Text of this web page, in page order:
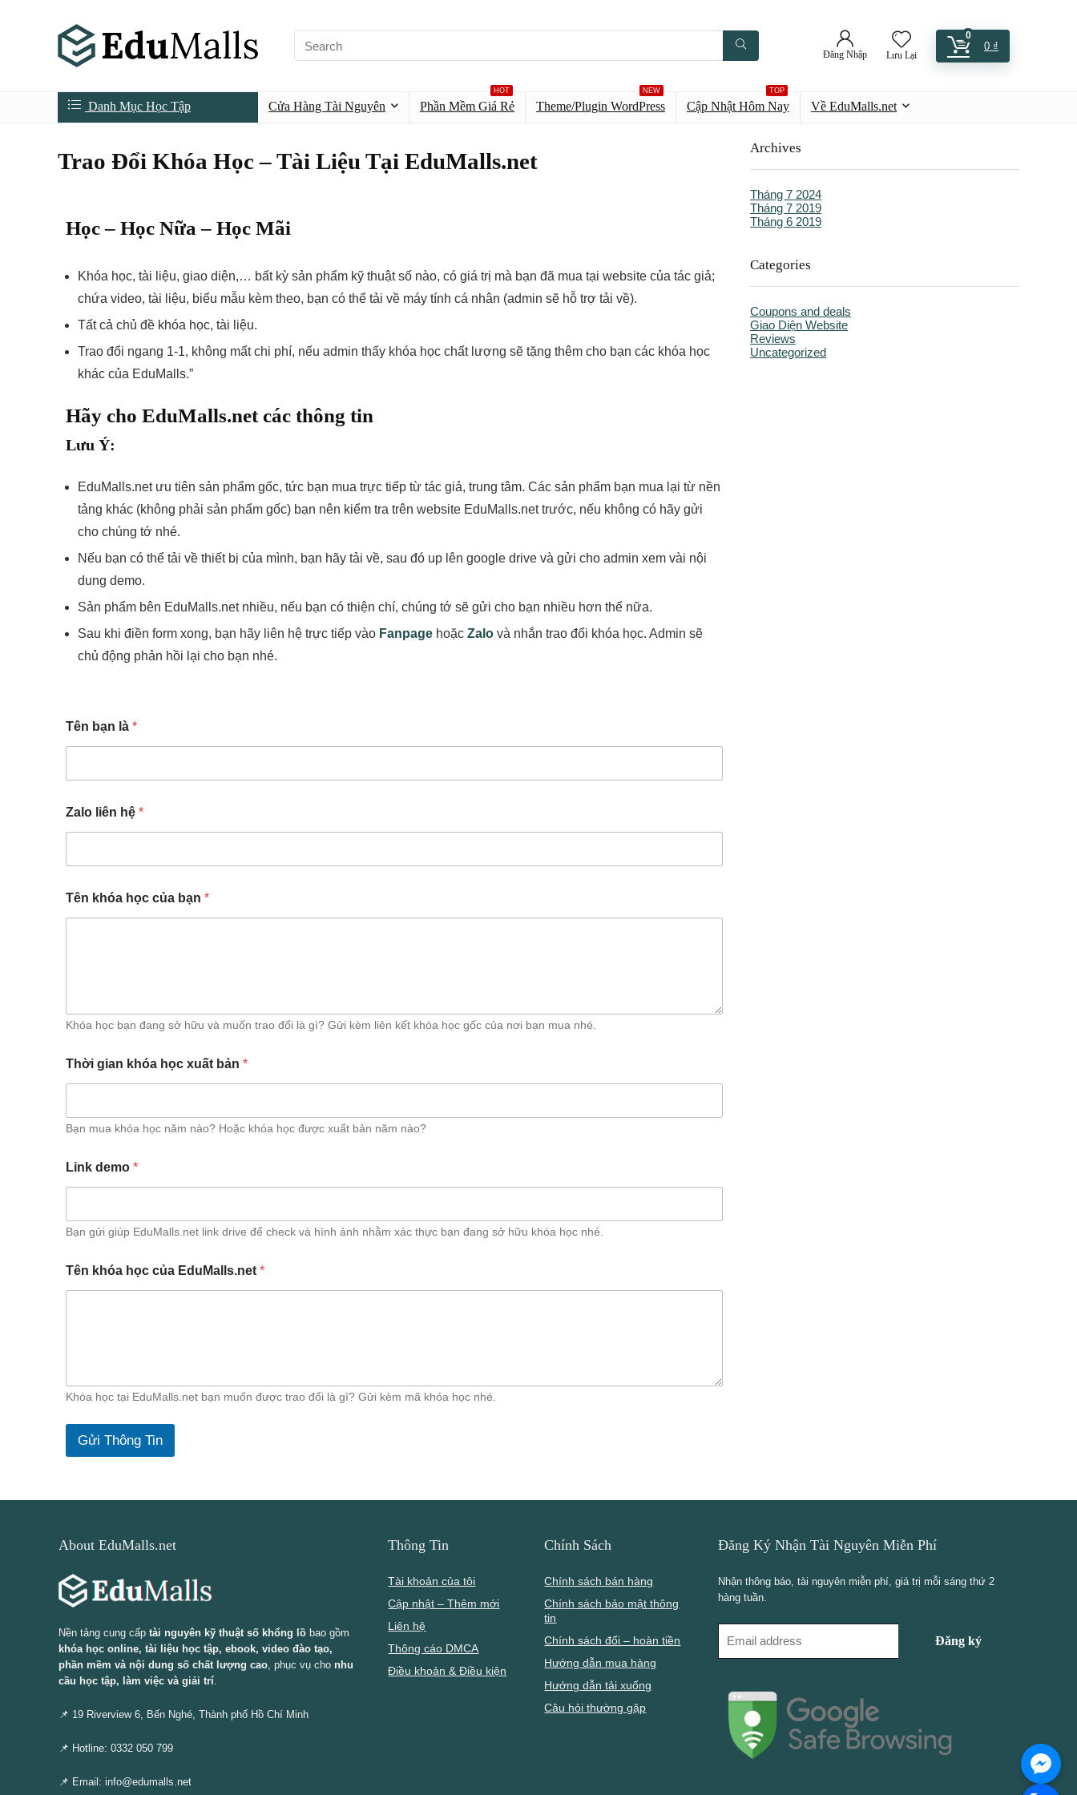
Đăng Nhập Lưu Lại
0
0 ₫
Danh Mục Học Tập Cửa Hàng Tài Nguyên
HOT
Phần Mềm Giá Rẻ
NEW
Theme/Plugin WordPress
TOP
Cập Nhật Hôm Nay Về EduMalls.net
Trao Đổi Khóa Học – Tài Liệu Tại EduMalls.net
Học – Học Nữa – Học Mãi
Khóa học, tài liệu, giao diện,… bất kỳ sản phẩm kỹ thuật số nào, có giá trị mà bạn đã mua tại website của tác giả;
chứa video, tài liệu, biểu mẫu kèm theo, bạn có thể tải về máy tính cá nhân (admin sẽ hỗ trợ tải về).
Tất cả chủ đề khóa học, tài liệu.
Trao đổi ngang 1-1, không mất chi phí, nếu admin thấy khóa học chất lượng sẽ tặng thêm cho bạn các khóa học
khác của EduMalls.”
Hãy cho EduMalls.net các thông tin
Lưu Ý:
EduMalls.net ưu tiên sản phẩm gốc, tức bạn mua trực tiếp từ tác giả, trung tâm. Các sản phẩm bạn mua lại từ nền
tảng khác (không phải sản phẩm gốc) bạn nên kiểm tra trên website EduMalls.net trước, nếu không có hãy gửi
cho chúng tớ nhé.
Nếu bạn có thể tải về thiết bị của mình, bạn hãy tải về, sau đó up lên google drive và gửi cho admin xem vài nội
dung demo.
Sản phẩm bên EduMalls.net nhiều, nếu bạn có thiện chí, chúng tớ sẽ gửi cho bạn nhiều hơn thế nữa.
Sau khi điền form xong, bạn hãy liên hệ trực tiếp vào Fanpage hoặc Zalo và nhắn trao đổi khóa học. Admin sẽ
chủ động phản hồi lại cho bạn nhé.
Tên bạn là *
Zalo liên hệ *
Tên khóa học của bạn *
Khóa học bạn đang sở hữu và muốn trao đổi là gì? Gửi kèm liên kết khóa học gốc của nơi bạn mua nhé.
Thời gian khóa học xuất bản *
Bạn mua khóa học năm nào? Hoặc khóa học được xuất bản năm nào?
Link demo *
Bạn gửi giúp EduMalls.net link drive để check và hình ảnh nhằm xác thực bạn đang sở hữu khóa học nhé.
Tên khóa học của EduMalls.net *
Khóa học tại EduMalls.net bạn muốn được trao đổi là gì? Gửi kèm mã khóa học nhé.
Gửi Thông Tin
Archives
Tháng 7 2024
Tháng 7 2019
Tháng 6 2019
Categories
Coupons and deals
Giao Diện Website
Reviews
Uncategorized
About EduMalls.net
Nền tảng cung cấp tài nguyên kỹ thuật số khổng lồbao gồm
khóa học online, tài liệu học tập, ebook, video đào tạo,
phần mềm và nội dung số chất lượng cao, phục vụ cho nhu
cầu học tập, làm việc và giải trí.
📌 19 Riverview 6, Bến Nghé, Thành phố Hồ Chí Minh
📌 Hotline: 0332 050 799
📌 Email: info@edumalls.net
Thông Tin
Tài khoản của tôi
Cập nhật – Thêm mới
Liên hệ
Thông cáo DMCA
Điều khoản & Điều kiện
Chính Sách
Chính sách bán hàng
Chính sách bảo mật thông
tin
Chính sách đổi – hoàn tiền
Hướng dẫn mua hàng
Hướng dẫn tải xuống
Câu hỏi thường gặp
Đăng Ký Nhận Tài Nguyên Miễn Phí
Nhận thông báo, tài nguyên miễn phí, giá trị mỗi sáng thứ 2
hàng tuần.